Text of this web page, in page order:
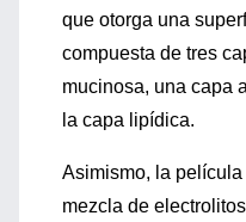
que otorga una
compuesta de tres
mucinosa, una capa
la capa lipídica.
Asimismo, la
mezcla de